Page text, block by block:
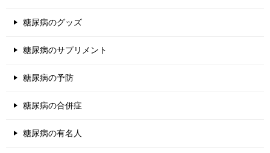
糖尿病のグッズ
糖尿病のサプリメント
糖尿病の予防
糖尿病の合併症
糖尿病の有名人